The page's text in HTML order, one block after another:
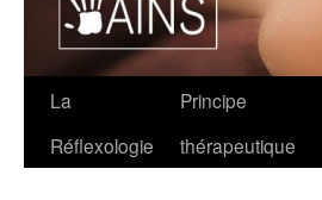
Aller
La
Réflexologie
Principe
thérapeutique